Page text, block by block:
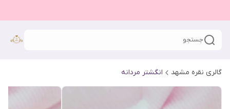
جستجو
گالری نقره مشهد انگشتر مردانه